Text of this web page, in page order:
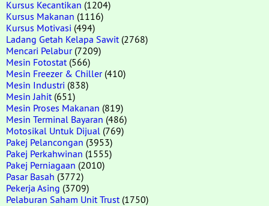
Kursus Kecantikan (1204)
Kursus Makanan (1116)
Kursus Motivasi (494)
Ladang Getah Kelapa Sawit (2768)
Mencari Pelabur(7209)
Mesin Fotostat (566)
Mesin Freezer & Chiller(410)
Mesin Industri (838)
Mesin Jahit (651)
Mesin Proses Makanan (819)
Mesin Terminal Bayaran (486)
Motosikal Untuk Dijual (769)
Pakej Pelancongan (3953)
Pakej Perkahwinan (1555)
Pakej Perniagaan (2010)
Pasar Basah (3772)
Pekerja Asing (3709)
Pelaburan Saham Unit Trust (1750)